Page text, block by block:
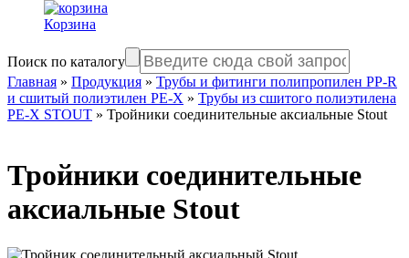
Корзина
Поиск по каталогу
Главная » Продукция » Трубы и фитинги полипропилен PP-R
и сшитый полиэтилен PE-X » Трубы из сшитого полиэтилена
PE-X STOUT » Тройники соединительные аксиальные Stout
Тройники соединительные
аксиальные Stout